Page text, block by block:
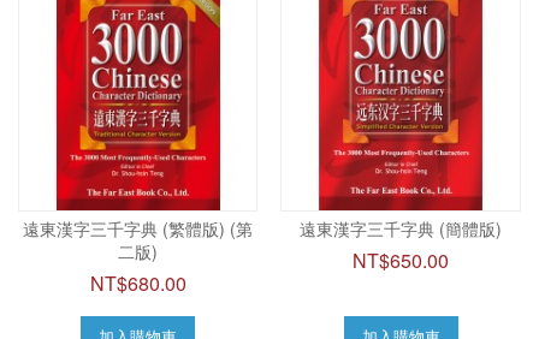
遠東漢字三千字典 (繁體版) (第
二版)
NT$680.00
遠東漢字三千字典 (簡體版)
NT$650.00